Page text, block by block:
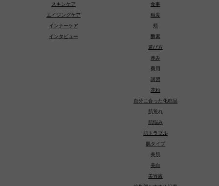
スキンケア
エイジングケア
インナーケア
インタビュー
食事
頻度
頬
酵素
選び方
赤み
費用
講習
花粉
自分に合った化粧品
肌荒れ
肌悩み
肌トラブル
肌タイプ
美肌
美白
美容液